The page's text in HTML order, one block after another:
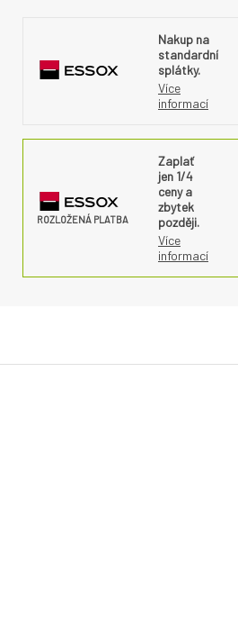
Nakup na
standardní
splátky.
Více
informací
ROZLOŽENÁ PLATBA
Zaplať
jen 1/4
ceny a
zbytek
později.
Více
informací